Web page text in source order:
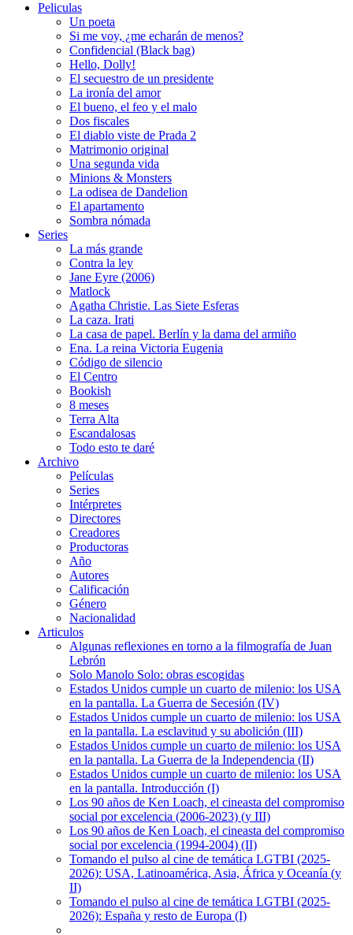
Peliculas
Un poeta
Si me voy, ¿me echarán de menos?
Confidencial (Black bag)
Hello, Dolly!
El secuestro de un presidente
La ironía del amor
El bueno, el feo y el malo
Dos fiscales
El diablo viste de Prada 2
Matrimonio original
Una segunda vida
Minions & Monsters
La odisea de Dandelion
El apartamento
Sombra nómada
Series
La más grande
Contra la ley
Jane Eyre (2006)
Matlock
Agatha Christie. Las Siete Esferas
La caza. Irati
La casa de papel. Berlín y la dama del armiño
Ena. La reina Victoria Eugenia
Código de silencio
El Centro
Bookish
8 meses
Terra Alta
Escandalosas
Todo esto te daré
Archivo
Películas
Series
Intérpretes
Directores
Creadores
Productoras
Año
Autores
Calificación
Género
Nacionalidad
Articulos
Algunas reflexiones en torno a la filmografía de Juan
Lebrón
Solo Manolo Solo: obras escogidas
Estados Unidos cumple un cuarto de milenio: los USA
en la pantalla. La Guerra de Secesión (IV)
Estados Unidos cumple un cuarto de milenio: los USA
en la pantalla. La esclavitud y su abolición (III)
Estados Unidos cumple un cuarto de milenio: los USA
en la pantalla. La Guerra de la Independencia (II)
Estados Unidos cumple un cuarto de milenio: los USA
en la pantalla. Introducción (I)
Los 90 años de Ken Loach, el cineasta del compromiso
social por excelencia (2006-2023) (y III)
Los 90 años de Ken Loach, el cineasta del compromiso
social por excelencia (1994-2004) (II)
Tomando el pulso al cine de temática LGTBI (2025-
2026): USA, Latinoamérica, Asia, África y Oceanía (y
II)
Tomando el pulso al cine de temática LGTBI (2025-
2026): España y resto de Europa (I)